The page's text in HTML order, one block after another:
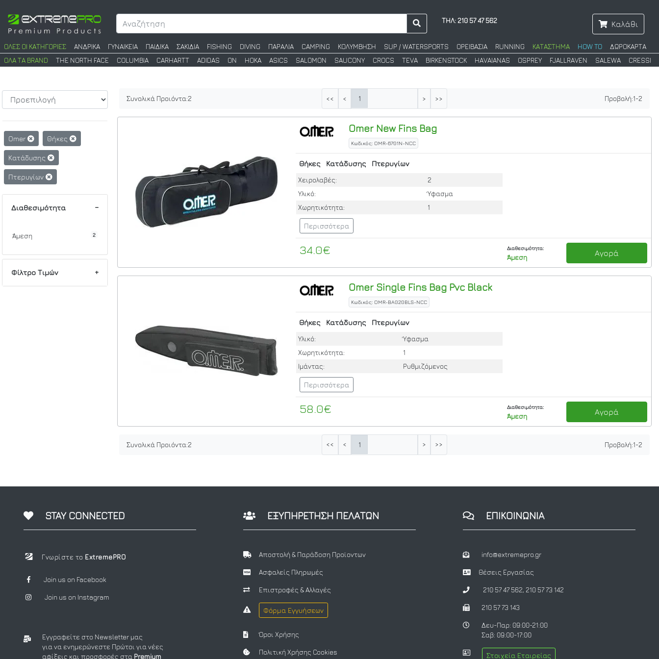
ΤΗΛ: 210 57 47 562 Καλάθι
ΟΛΕΣ ΟΙ ΚΑΤΗΓΟΡΙΕΣ ΑΝΔΡΙΚΑ ΓΥΝΑΙΚΕΙΑ ΠΑΙΔΙΚΑ ΣΑΚΙΔΙΑ FISHING DIVING ΠΑΡΑΛΙΑ CAMPING ΚΟΛΥΜΒΗΣΗ SUP / WATERSPORTS ΟΡΕΙΒΑΣΙΑ RUNNING ΚΑΤΑΣΤΗΜΑ HOW TO
ΔΩΡΟΚΑΡΤΑ
ΟΛΑ ΤΑ BRAND
THE NORTH FACE COLUMBIA CARHARTT ADIDAS ON HOKA ASICS SALOMON SAUCONY CROCS TEVA BIRKENSTOCK HAVAIANAS OSPREY FJALLRAVEN SALEWA CRESSI
Omer Θήκες
Κατάδυσης
Πτερυγίων
Διαθεσιμότητα
Άμεση 2
Φίλτρο Τιμών
Συνολικά Προιόντα:2 << < 1 > >> Προβολή:1-2
OmerNew Fins Bag
Κωδικός: OMR-6701N-NCC
Θήκες Κατάδυσης Πτερυγίων
Χειρολαβές:
2
Υλικό:
Ύφασμα
Χωρητικότητα:
1
Περισσότερα
34.0€ Διαθεσιμότητα:
Άμεση Αγορά
OmerSingle Fins Bag Pvc Black
Κωδικός: OMR-BA020BLS-NCC
Θήκες Κατάδυσης Πτερυγίων
Υλικό:
Ύφασμα
Χωρητικότητα:
1
Ιμάντας:
Ρυθμιζόμενος
Περισσότερα
58.0€ Διαθεσιμότητα:
Άμεση Αγορά
Συνολικά Προιόντα:2 << < 1 > >> Προβολή:1-2
STAY CONNECTED
Γνωρίστε το ExtremePRO
Join us on Facebook
Join us on Instagram
Εγγραφείτε στο Newsletter μας
για να ενημερώνεστε Πρώτοι για νέες
αφίξεις και προσφορές στα Premium
ΕΞΥΠΗΡΕΤΗΣΗ ΠΕΛΑΤΩΝ
Αποστολή & Παράδοση Προϊοντων
Ασφαλείς Πληρωμές
Επιστροφές & Αλλαγές
Φόρμα Εγγυήσεων
Όροι Χρήσης
Πολιτική Χρήσης Cookies
ΕΠΙΚΟΙΝΩΝΙΑ
info@extremepro.gr
Θέσεις Εργασίας
210 57 47 562, 210 57 73 142
210 57 73 143
Δευ-Παρ: 09:00-21:00
Σαβ: 09:00-17:00
Στοιχεία Εταιρείας